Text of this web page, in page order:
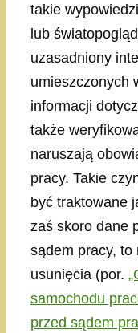
takie
lub
uzasadniony
umieszczonych
informacji
także
naruszają
pracy. Takie
być traktowane
zaś skoro dane
sądem pracy, to
usunięcia (por.
samochodu
przed sądem